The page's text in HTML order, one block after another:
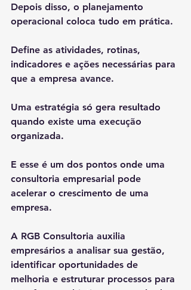
Depois disso, o planejamento
operacional coloca tudo em prática.
Define as atividades, rotinas,
indicadores e ações necessárias para
que a empresa avance.
Uma estratégia só gera resultado
quando existe uma execução
organizada.
E esse é um dos pontos onde uma
consultoria empresarial pode
acelerar o crescimento de uma
empresa.
A RGB Consultoria auxilia
empresários a analisar sua gestão,
identificar oportunidades de
melhoria e estruturar processos para